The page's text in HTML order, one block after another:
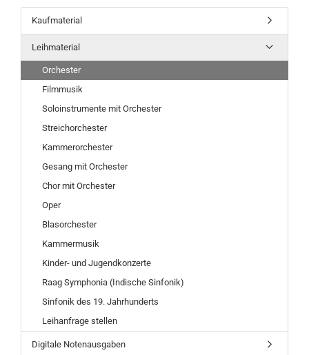
Kaufmaterial
Leihmaterial
Orchester
Filmmusik
Soloinstrumente mit Orchester
Streichorchester
Kammerorchester
Gesang mit Orchester
Chor mit Orchester
Oper
Blasorchester
Kammermusik
Kinder- und Jugendkonzerte
Raag Symphonia (Indische Sinfonik)
Sinfonik des 19. Jahrhunderts
Leihanfrage stellen
Digitale Notenausgaben